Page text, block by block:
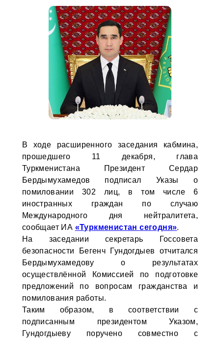
В ходе расширенного заседания кабмина,
прошедшего 11 декабря, глава
Туркменистана Президент Сердар
Бердымухамедов подписал Указы о
помиловании 302 лиц, в том числе 6
иностранных граждан по случаю
Международного дня нейтралитета,
сообщает ИА «Туркменистан сегодня».
На заседании секретарь Госсовета
безопасности Бегенч Гундогдыев отчитался
Бердымухамедову о результатах
осуществлённой Комиссией по подготовке
предложений по вопросам гражданства и
помилования работы.
Таким образом, в соответствии с
подписанным президентом Указом,
Гундогдыеву поручено совместно с